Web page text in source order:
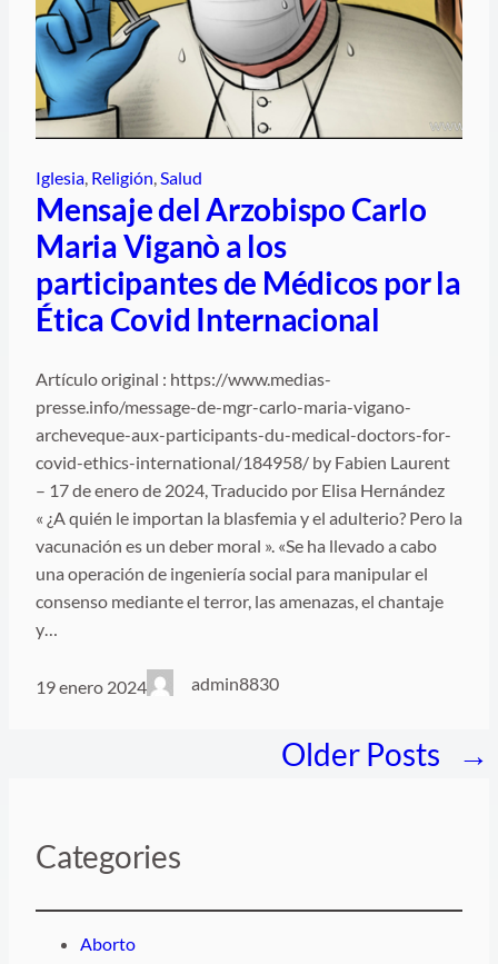
Iglesia, Religión, Salud
Mensaje del Arzobispo Carlo
Maria Viganò a los
participantes de Médicos por la
Ética Covid Internacional
Artículo original : https://www.medias-
presse.info/message-de-mgr-carlo-maria-vigano-
archeveque-aux-participants-du-medical-doctors-for-
covid-ethics-international/184958/ by Fabien Laurent
– 17 de enero de 2024, Traducido por Elisa Hernández
« ¿A quién le importan la blasfemia y el adulterio? Pero la
vacunación es un deber moral ». «Se ha llevado a cabo
una operación de ingeniería social para manipular el
consenso mediante el terror, las amenazas, el chantaje
y…
19 enero 2024 admin8830
Older Posts →
Categories
Aborto